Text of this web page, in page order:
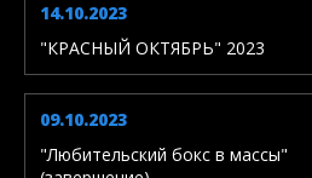
14.10.2023
"КРАСНЫЙ ОКТЯБРЬ" 2023
09.10.2023
"Любительский бокс в массы"